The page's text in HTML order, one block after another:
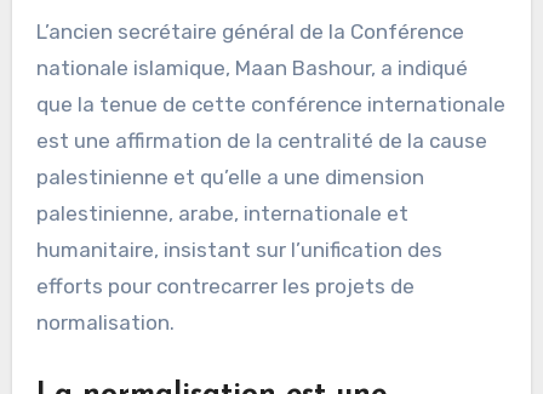
L’ancien secrétaire général de la Conférence
nationale islamique, Maan Bashour, a indiqué
que la tenue de cette conférence internationale
est une affirmation de la centralité de la cause
palestinienne et qu’elle a une dimension
palestinienne, arabe, internationale et
humanitaire, insistant sur l’unification des
efforts pour contrecarrer les projets de
normalisation.